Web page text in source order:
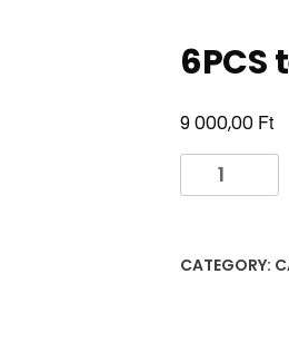
6PCS
9 000,00 Ft
6PCS
tengerfenék
海
CATEGORY: